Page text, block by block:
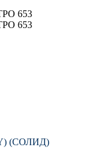
(СОЛИД)